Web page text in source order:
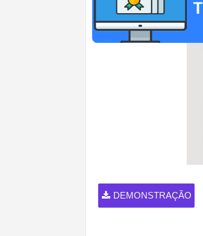
DEMONSTRAÇÃO